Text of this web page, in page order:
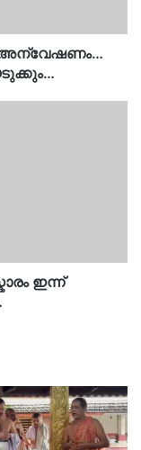
അന്വേഷണം…
ഇന്ന്